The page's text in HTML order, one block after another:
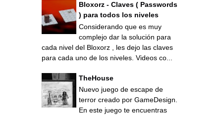
Bloxorz - Claves ( Passwords
) para todos los niveles
Considerando que es muy
complejo dar la solución para
cada nivel del Bloxorz , les dejo las claves
para cada uno de los niveles. Videos co...
TheHouse
Nuevo juego de escape de
terror creado por GameDesign.
En este juego te encuentras